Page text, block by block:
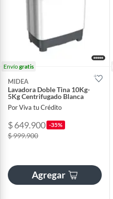
Envíogratis
MIDEA
Lavadora Doble Tina 10Kg-
5Kg Centrifugado Blanca
Por Viva tu Crédito
$ 649.900 -35%
$ 999.900
Agregar